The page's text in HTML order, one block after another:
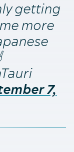
getting
more
7,